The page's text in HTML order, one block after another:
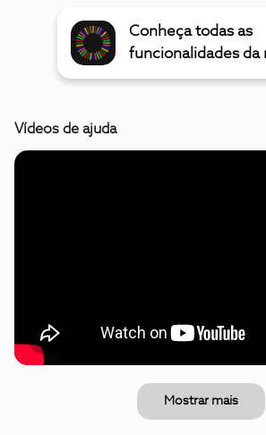
Conheça todas as
funcionalidades da
Vídeos de ajuda
Mostrar mais